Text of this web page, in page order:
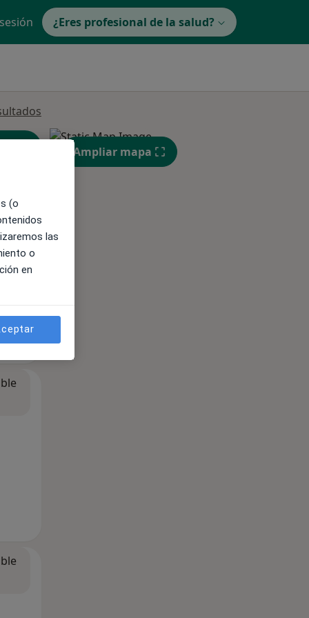
¿Eres profesional de la salud?
Ampliar mapa
(o
las
o
en